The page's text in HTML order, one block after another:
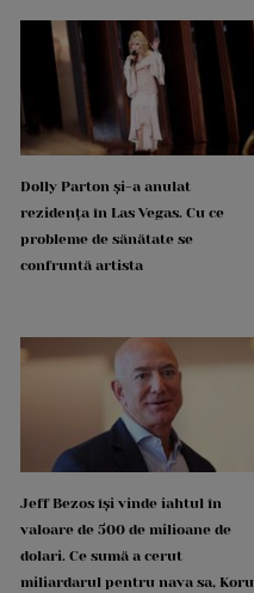
Dolly Parton și-a anulat
rezidența în Las Vegas. Cu ce
probleme de sănătate se
confruntă artista
Jeff Bezos își vinde iahtul în
valoare de 500 de milioane de
dolari. Ce sumă a cerut
miliardarul pentru nava sa, Koru